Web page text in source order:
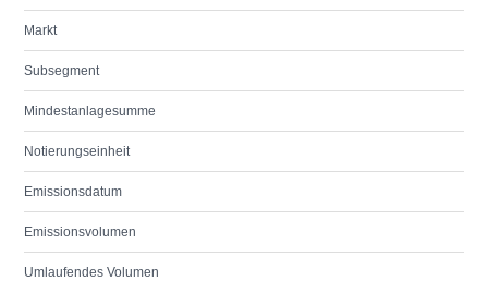
Markt
Subsegment
Mindestanlagesumme
Notierungseinheit
Emissionsdatum
Emissionsvolumen
Umlaufendes Volumen